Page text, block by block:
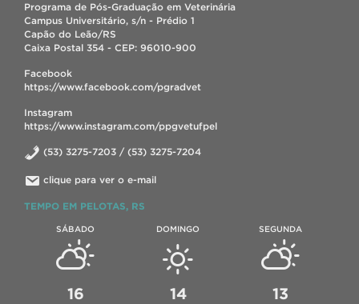
Programa de Pós-Graduação em Veterinária
Campus Universitário, s/n - Prédio 1
Capão do Leão/RS
Caixa Postal 354 - CEP: 96010-900
Facebook
https://www.facebook.com/pgradvet
Instagram
https://www.instagram.com/ppgvetufpel
(53) 3275-7203 / (53) 3275-7204
clique para ver o e-mail
TEMPO EM PELOTAS, RS
SÁBADO
16
DOMINGO
14
SEGUNDA
13